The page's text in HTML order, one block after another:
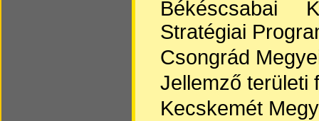
Békéscsabai
Stratégiai
Csongrád
Jellemző területi
Kecskemét